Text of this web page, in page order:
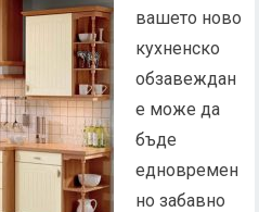
вашето ново
кухненско
обзавеждан
е може да
бъде
едновремен
но забавно